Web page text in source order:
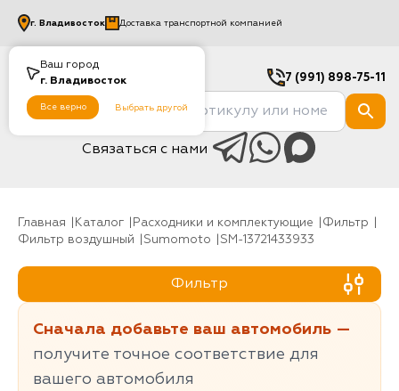
Ваш город
г. Владивосток
Все верно Выбрать другой
г. Владивосток Доставка транспортной компанией
7 (991) 898-75-11
Связаться с нами
Главная Каталог Расходники и комплектующие
фильтр
Фильтр воздушный
sumomoto SM-13721433933
Фильтр
Сначала добавьте ваш автомобиль —
получите точное соответствие для
вашего автомобиля